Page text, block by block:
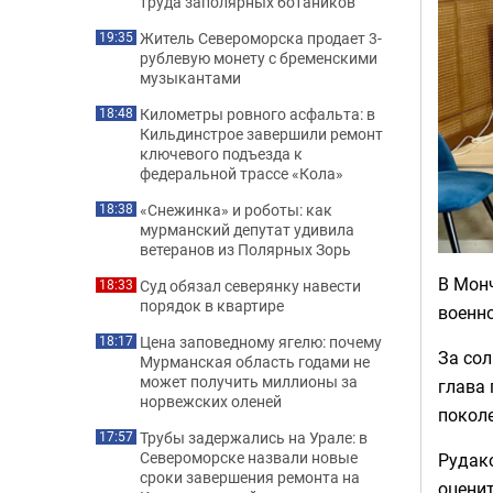
В
За
19:35 Житель Североморска продает 3-
рублевую монету с бременскими
музыкантами
18:48 Километры ровного асфальта: в
Кильдинстрое завершили ремонт
ключевого подъезда к
федеральной трассе «Кола»
18:38 «Снежинка» и роботы: как
мурманский депутат удивила
ветеранов из Полярных Зорь
18:33 Суд обязал северянку навести
порядок в квартире
18:17 Цена заповедному ягелю: почему
Мурманская область годами не
может получить миллионы за
норвежских оленей
17:57 Трубы задержались на Урале: в
Североморске назвали новые
сроки завершения ремонта на